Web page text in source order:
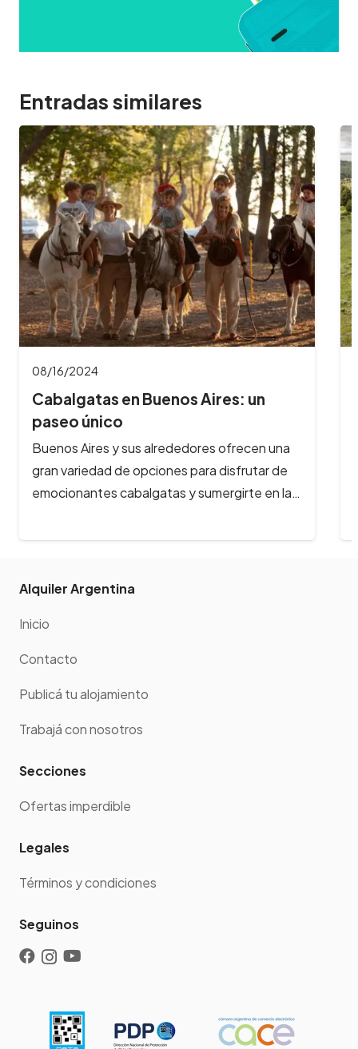
Entradas similares
08/16/2024
Cabalgatas en Bariloche: aventuras
a caballo…
¿Te imaginas galopar por paisajes de ensueño,
rodeado de montañas nevadas, lagos
cristalinos y bosques milenarios? En Bariloche,
Alquiler Argentina
Inicio
Contacto
Publicá tu alojamiento
Trabajá con nosotros
Secciones
Ofertas imperdible
Legales
Términos y condiciones
Seguinos